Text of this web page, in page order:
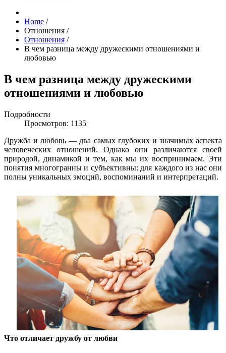
Home /
Отношения /
Отношения /
В чем разница между дружескими отношениями и
любовью
В чем разница между дружескими
отношениями и любовью
Подробности
Просмотров: 1135
Дружба и любовь — два самых глубоких и значимых аспекта
человеческих отношений. Однако они различаются своей
природой, динамикой и тем, как мы их воспринимаем. Эти
понятия многогранны и субъективны: для каждого из нас они
полны уникальных эмоций, воспоминаний и интерпретаций.
Что отличает дружбу от любви